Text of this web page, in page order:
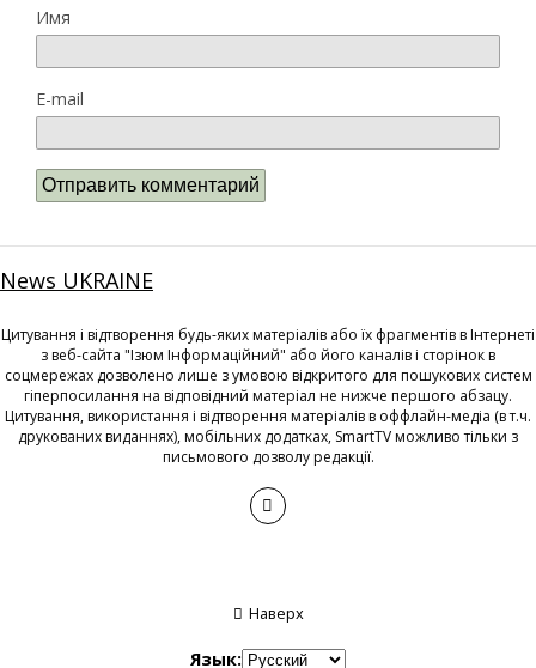
Имя
E-mail
News UKRAINE
Цитування і відтворення будь-яких матеріалів або їх фрагментів в Інтернеті
з веб-сайта "Ізюм Інформаційний" або його каналів і сторінок в
соцмережах дозволено лише з умовою відкритого для пошукових систем
гіперпосилання на відповідний матеріал не нижче першого абзацу.
Цитування, використання і відтворення матеріалів в оффлайн-медіа (в т.ч.
друкованих виданнях), мобільних додатках, SmartTV можливо тільки з
письмового дозволу редакції.
Наверх
Язык: